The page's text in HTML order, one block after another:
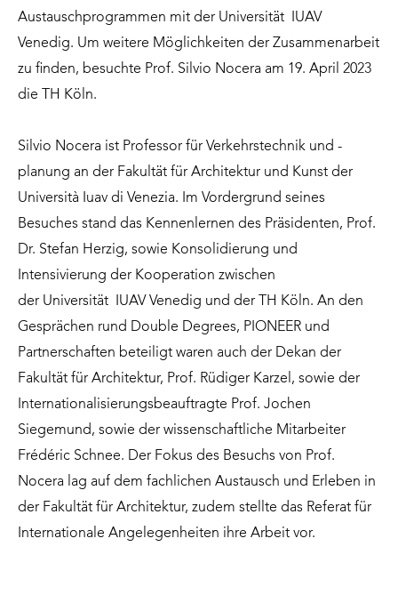
Austauschprogrammen mit der Universität IUAV
Venedig. Um weitere Möglichkeiten der Zusammenarbeit
zu finden, besuchte Prof. Silvio Nocera am 19. April 2023
die TH Köln.
Silvio Nocera ist Professor für Verkehrstechnik und -
planung an der Fakultät für Architektur und Kunst der
Università Iuav di Venezia. Im Vordergrund seines
Besuches stand das Kennenlernen des Präsidenten, Prof.
Dr. Stefan Herzig, sowie Konsolidierung und
Intensivierung der Kooperation zwischen
der Universität IUAV Venedig und der TH Köln. An den
Gesprächen rund Double Degrees, PIONEER und
Partnerschaften beteiligt waren auch der Dekan der
Fakultät für Architektur, Prof. Rüdiger Karzel , sowie der
Internationalisierungsbeauftragte Prof. Jochen
Siegemund, sowie der wissenschaftliche Mitarbeiter
Frédéric Schnee. Der Fokus des Besuchs von Prof.
Nocera lag auf dem fachlichen Austausch und Erleben in
der Fakultät für Architektur, zudem stellte das Referat für
Internationale Angelegenheiten ihre Arbeit vor.